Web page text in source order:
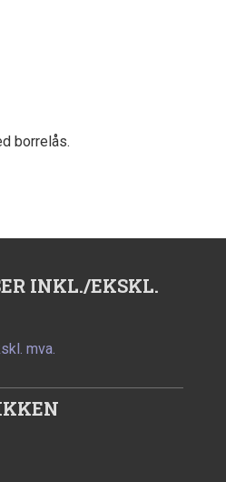
borrelås.
INKL./EKSKL.
mva.